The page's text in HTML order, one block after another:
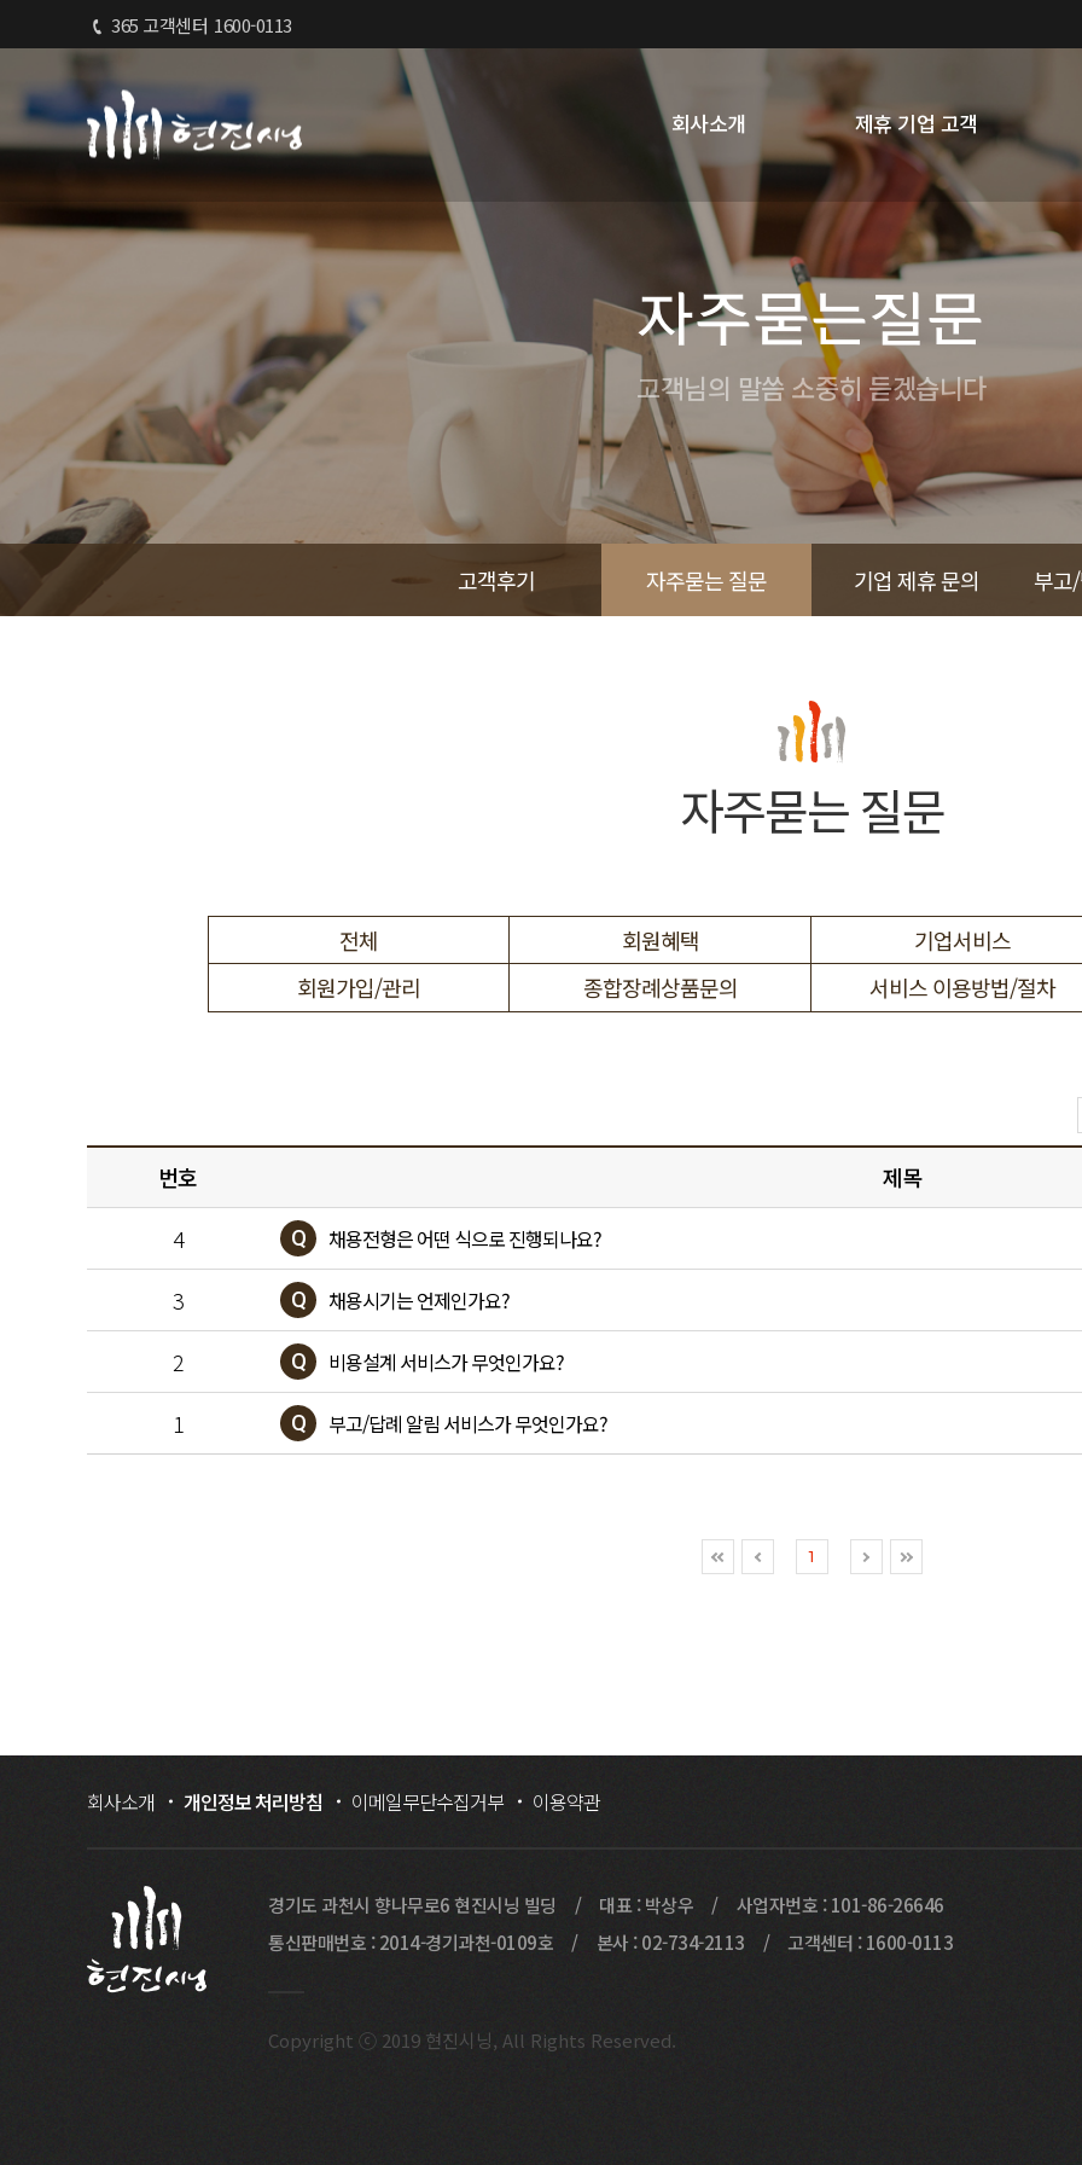
365 고객센터 1600-0113
회사소개 제휴 기업 고객
자주묻는질문
고객님의 말씀 소중히 듣겠습니다
고객후기 자주묻는 질문 기업 제휴 문의 부고
자주묻는 질문
전체 회원혜택
기업서비스
회원가입/관리
종합장례상품문의 서비스 이용방법/절차
번호
제목
4
Q 채용전형은 어떤 식으로 진행되나요?
3 Q 채용시기는 언제인가요?
2 Q 비용설계 서비스가 무엇인가요?
1 Q 부고/답례 알림 서비스가 무엇인가요?
1
회사소개 개인정보 처리방침 이메일무단수집거부 이용약관
경기도 과천시 향나무로6 현진시닝 빌딩 대표 : 박상우
사업자번호 : 101-86-26646
통신판매번호 : 2014-경기과천-0109호
본사 : 02-734-2113 고객센터 : 1600-0113
Copyright ⓒ 2019 현진시닝, All Rights Reserved.